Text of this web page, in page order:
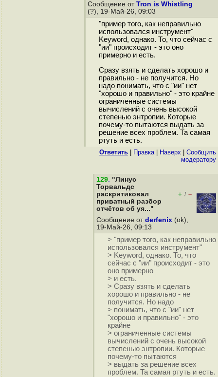
Сообщение от Tron is Whistling
(?), 19-Май-26, 09:03
"пример того, как неправильно
использовался инструмент"
Keyword, однако. То, что сейчас с
"ии" происходит - это оно
примерно и есть.
Сразу взять и сделать хорошо и
правильно - не получится. Но
надо понимать, что с "ии" нет
"хорошо и правильно" - это крайне
ограниченные системы
вычислений с очень высокой
степенью энтропии. Которые
почему-то пытаются выдать за
решение всех проблем. Та самая
ртуть и есть.
Ответить Правка| Наверх
Cообщить
модератору
129. "Линус
Торвальдс
раскритиковал
приватный разбор
отчётов об уя..."
+ / –
Сообщение от derfenix (ok),
19-Май-26, 09:13
> "пример того, как неправильно
использовался инструмент"
> Keyword, однако. То, что
сейчас с "ии" происходит - это
оно примерно
> и есть.
> Сразу взять и сделать
хорошо и правильно - не
получится. Но надо
> понимать, что с "ии" нет
"хорошо и правильно" - это
крайне
> ограниченные системы
вычислений с очень высокой
степенью энтропии. Которые
почему-то пытаются
> выдать за решение всех
проблем. Та самая ртуть и есть.